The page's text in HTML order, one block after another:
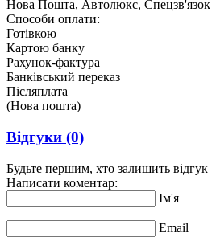
Нова Пошта, Автолюкс, Спецзв'язок
Способи оплати:
Готівкою
Картою банку
Рахунок-фактура
Банківський переказ
Післяплата
(Нова пошта)
Відгуки (0)
Будьте першим, хто залишить відгук
Написати коментар:
Ім'я
Email